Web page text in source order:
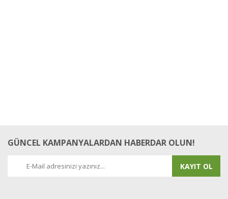
GÜNCEL KAMPANYALARDAN HABERDAR OLUN!
KAYIT OL